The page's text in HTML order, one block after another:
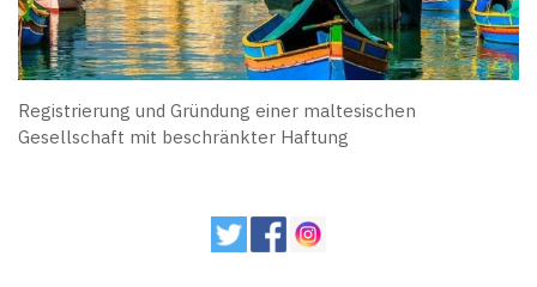
Registrierung und Gründung einer maltesischen
Gesellschaft mit beschränkter Haftung